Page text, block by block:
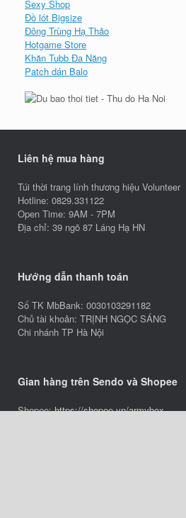
Sexy Shop
Đồ lót Bigsize
Đông Trùng Hạ Thảo
Hotgame Store
Khăn Tubb Đa Năng
Patch dán Balo
Liên hệ mua hàng
Túi thời trang lính thương hiệu Volunteer
Hotline: 0829.331122
Open Time: 9AM - 7PM
Địa chỉ: 39 ngõ 87 Láng Hạ HN
Hướng dẫn thanh toán
Số TK MbBank: 0030103291182
Chủ tài khoản: TRỊNH NGỌC SÁNG
Chi nhánh TP Hà Nội
Gian hàng trên Sendo và Shopee
Shopee:https://shopee.vn/armybox